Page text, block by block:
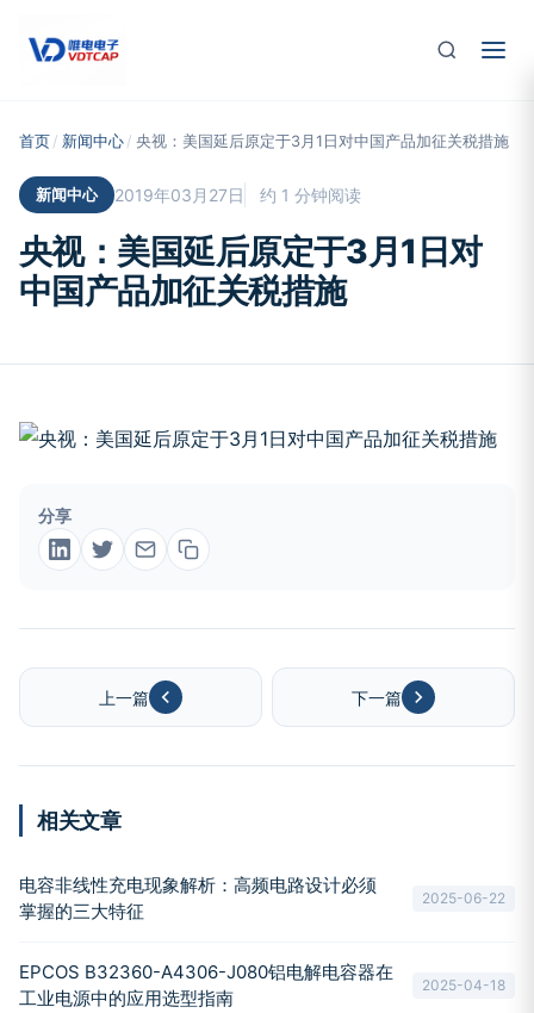
首页 / 新闻中心 / 央视：美国延后原定于3月1日对中国产品加征关税措施
新闻中心 2019年03月27日 约 1 分钟阅读
央视：美国延后原定于3月1日对
中国产品加征关税措施
分享
上一篇 下一篇
相关文章
电容非线性充电现象解析：高频电路设计必须
掌握的三大特征
2025-06-22
EPCOS B32360-A4306-J080铝电解电容器在
工业电源中的应用选型指南
2025-04-18